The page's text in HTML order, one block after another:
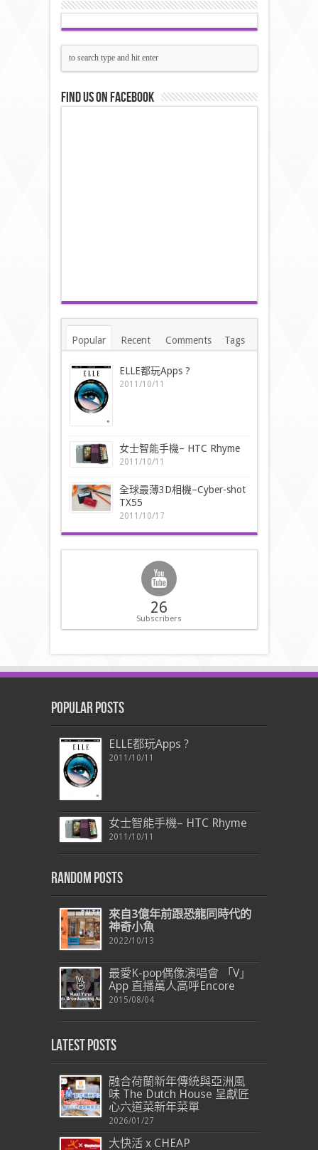
Find us on Facebook
Popular Recent Comments Tags
ELLE都玩Apps ?
2011/10/11
女士智能手機– HTC Rhyme
2011/10/11
全球最薄3D相機–Cyber-shot
TX55
2011/10/17
26
Subscribers
Popular Posts
ELLE都玩Apps ?
2011/10/11
女士智能手機– HTC Rhyme
2011/10/11
Random Posts
來自3億年前跟恐龍同時代的
神奇小魚
2022/10/13
最愛K-pop偶像演唱會 「V」
App 直播萬人高呼Encore
2015/08/04
Latest Posts
融合荷蘭新年傳統與亞洲風
味 The Dutch House 呈獻匠
心六道菜新年菜單
2026/01/27
大快活 x CHEAP